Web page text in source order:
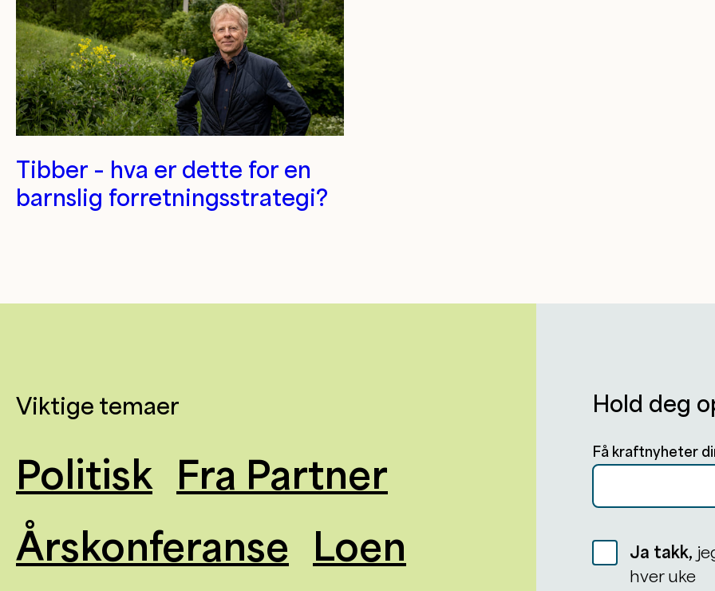
Tibber – hva er dette for en
barnslig forretningsstrategi?
Viktige temaer
Politisk Fra Partner
Årskonferanse Loen
Hold deg
Få kraftnyheter
Ja takk,
hver uke